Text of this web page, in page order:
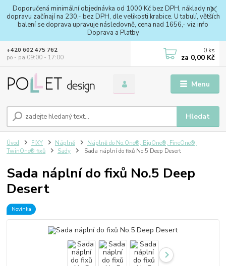
Doporučená minimální objednávka od 1000 Kč bez DPH, náklady na
dopravu začínají na 230,- bez DPH, dle velikosti krabice. U tabulí, větších
balení se doprava upravuje následovně, cena nad 1656,- viz info
Doprava a Platby
Menu
Hledat
+420 602 475 762
po - pa 09:00 - 17:00
0 ks
za 0,00 Kč
Úvod FIXY Náplně
Náplně do No.One®, BigOne®, FineOne®,
TwinOne® fixů
Sady Sada náplní do fixů No.5 Deep Desert
Sada náplní do fixů No.5 Deep
Desert
Novinka